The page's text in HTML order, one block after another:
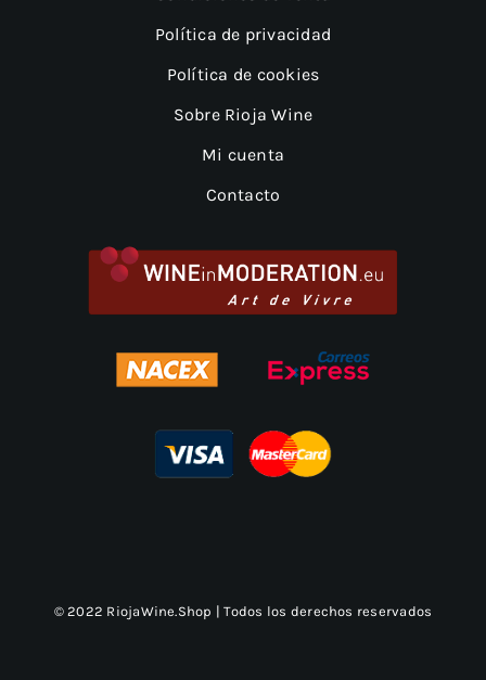
Política de privacidad
Política de cookies
Sobre Rioja Wine
Mi cuenta
Contacto
© 2022 RiojaWine.Shop | Todos los derechos reservados